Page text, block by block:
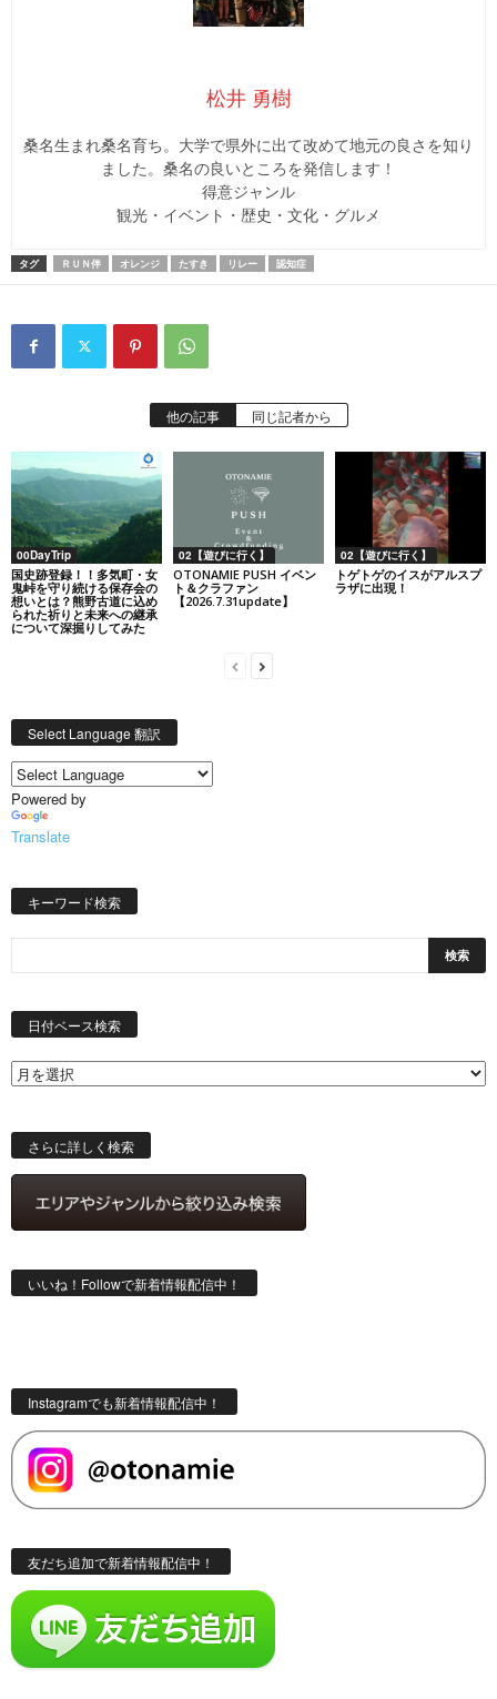
松井 勇樹
桑名生まれ桑名育ち。大学で県外に出て改めて地元の良さを知り
ました。桑名の良いところを発信します！
得意ジャンル
観光・イベント・歴史・文化・グルメ
タグ ＲＵＮ伴 オレンジ たすき リレー 認知症
他の記事 同じ記者から
00DayTrip
国史跡登録！！多気町・女
鬼峠を守り続ける保存会の
想いとは？熊野古道に込め
られた祈りと未来への継承
について深掘りしてみた
02【遊びに行く】
OTONAMIE PUSH イベン
ト＆クラファン
【2026.7.31update】
02【遊びに行く】
トゲトゲのイスがアルスプ
ラザに出現！
Select Language 翻訳
Powered by
Translate
キーワード検索
日付ベース検索
索
さらに詳しく検索
いいね！Followで新着情報配信中！
Instagramでも新着情報配信中！
友だち追加で新着情報配信中！